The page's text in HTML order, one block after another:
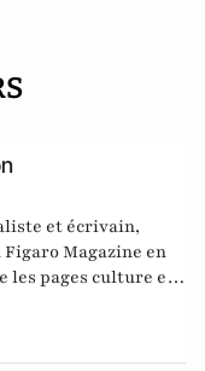
et écrivain,
Magazine en
les pages culture et